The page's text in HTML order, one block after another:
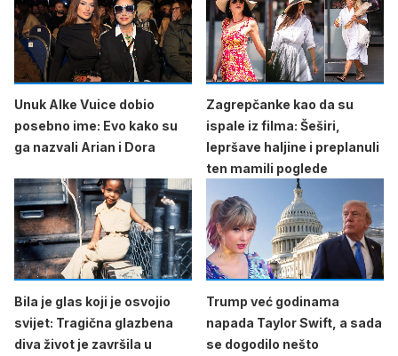
Unuk Alke Vuice dobio
posebno ime: Evo kako su
ga nazvali Arian i Dora
Zagrepčanke kao da su
ispale iz filma: Šeširi,
lepršave haljine i preplanuli
ten mamili poglede
Bila je glas koji je osvojio
svijet: Tragična glazbena
diva život je završila u
Trump već godinama
napada Taylor Swift, a sada
se dogodilo nešto